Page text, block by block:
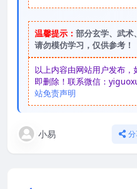
温馨提示： 部分玄学、武术
请勿模仿学习，仅供参考！
以上内容由网站用户发布
即删除！联系微信：
站免责声明
小易